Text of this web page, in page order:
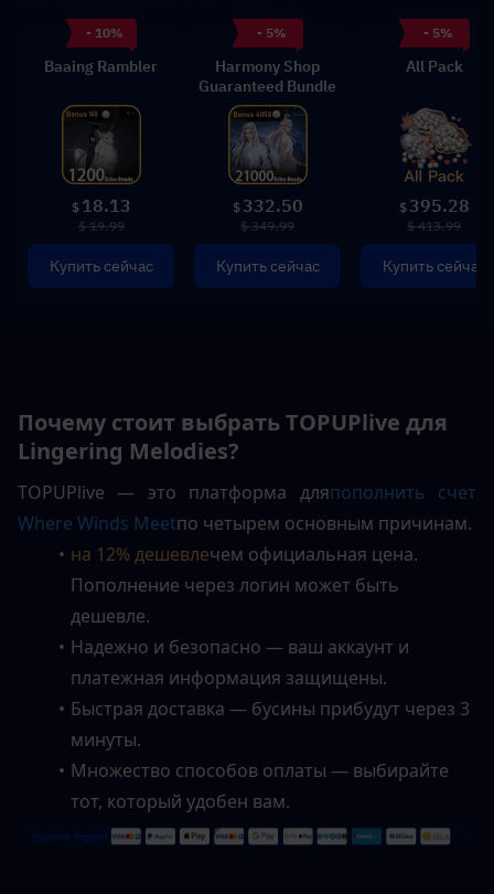
- 10%
Baaing Rambler
$ 18.13
$ 19.99
Купить сейчас
- 5%
Harmony Shop
Guaranteed Bundle
$ 332.50
$ 349.99
Купить сейчас
- 5%
All Pack
$ 395.28
$ 413.99
Купить сейчас
Почему стоит выбрать TOPUPlive для
Lingering Melodies?
TOPUPlive — это платформа дляпополнить счет
Where Winds Meetпо четырем основным причинам.
на 12% дешевлечем официальная цена.
Пополнение через логин может быть
дешевле.
Надежно и безопасно — ваш аккаунт и
платежная информация защищены.
Быстрая доставка — бусины прибудут через 3
минуты.
Множество способов оплаты — выбирайте
тот, который удобен вам.